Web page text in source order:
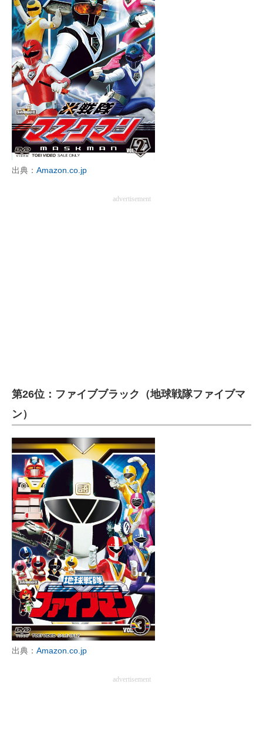
出典： Amazon.co.jp
advertisement
第26位：ファイブブラック（地球戦隊ファイブマ
ン）
出典： Amazon.co.jp
advertisement